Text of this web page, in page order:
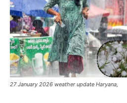
27 January 2026 weather update Haryana,